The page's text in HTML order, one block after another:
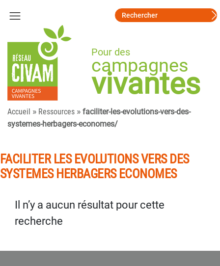
Pour des
campagnes
vivantes
Accueil » Ressources » faciliter-les-evolutions-vers-des-
systemes-herbagers-economes/
FACILITER LES EVOLUTIONS VERS DES
SYSTEMES HERBAGERS ECONOMES
Il n’y a aucun résultat pour cette
recherche